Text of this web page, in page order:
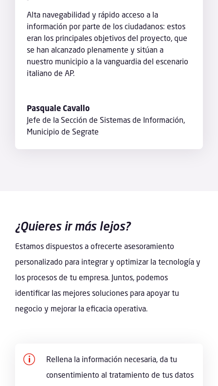
Alta navegabilidad y rápido acceso a la
información por parte de los ciudadanos: estos
eran los principales objetivos del proyecto, que
se han alcanzado plenamente y sitúan a
nuestro municipio a la vanguardia del escenario
italiano de AP.
Pasquale Cavallo
Jefe de la Sección de Sistemas de Información
Municipio de Segrate
¿Quieres ir más lejos?
Estamos dispuestos a ofrecerte asesoramiento
personalizado para integrar y optimizar la tecnología y
los procesos de tu empresa. Juntos, podemos
identificar las mejores soluciones para apoyar tu
negocio y mejorar la eficacia operativa.
p
Rellena la información necesaria, da tu
consentimiento al tratamiento de tus datos